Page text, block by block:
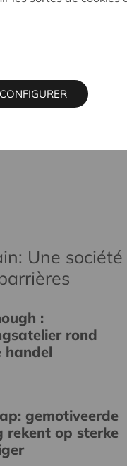
Une
:
rond
handel
gemotiveerde
rekent op sterke
CONFIGURER